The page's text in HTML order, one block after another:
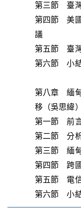
第三節 臺
第四節 美國
議
第五節 臺灣
第六節 小
第八章 緬甸
移（吳思緯）
第一節 前
第二節 分
第三節 緬甸
第四節 跨
第五節 電
第六節 小